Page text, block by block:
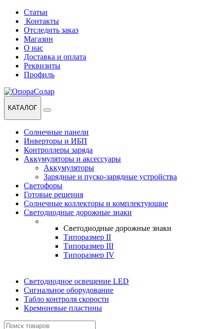
Перейти
навигации
Перейти
содержанию
Статьи
Контакты
Отследить заказ
Магазин
О нас
Доставка и оплата
Реквизиты
Профиль
КАТАЛОГ
Солнечные панели
Инверторы и ИБП
Контроллеры заряда
Аккумуляторы и аксессуары
Аккумуляторы
Зарядные и пуско-зарядные устройства
Светофоры
Готовые решения
Солнечные коллекторы и комплектующие
Светодиодные дорожные знаки
Светодиодные дорожные знаки
Типоразмер II
Типоразмер III
Типоразмер IV
Светодиодное освещение LED
Сигнальное оборудование
Табло контроля скорости
Кремниевые пластины
Найти: